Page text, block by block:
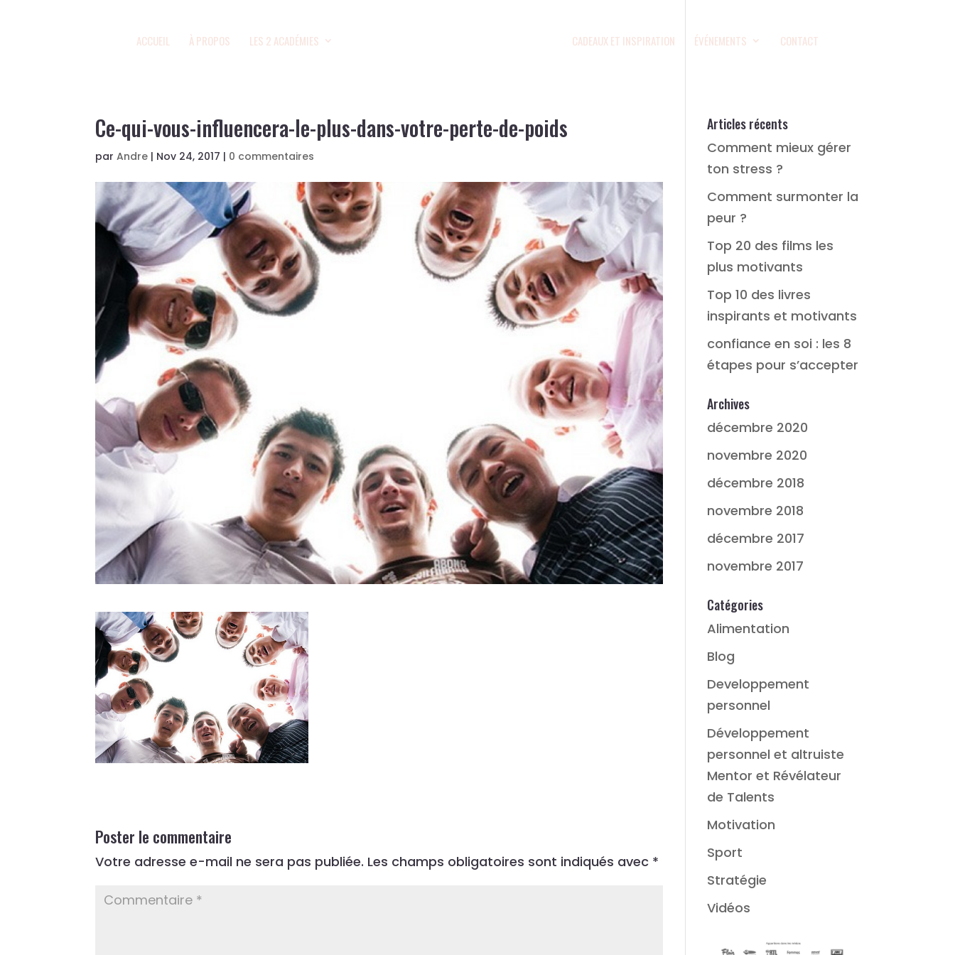
ACCUEIL À PROPOS LES 2 ACADÉMIES CADEAUX ET INSPIRATION ÉVÉNEMENTS CONTACT
Ce-qui-vous-influencera-le-plus-dans-votre-perte-de-poids
parAndre | Nov 24, 2017 | 0 commentaires
Poster le commentaire
Votre adresse e-mail ne sera pas publiée. Les champs obligatoires sont indiqués avec *
Articles récents
Comment mieux gérer
ton stress ?
Comment surmonter la
peur ?
Top 20 des films les
plus motivants
Top 10 des livres
inspirants et motivants
confiance en soi : les 8
étapes pour s’accepter
Archives
décembre 2020
novembre 2020
décembre 2018
novembre 2018
décembre 2017
novembre 2017
Catégories
Alimentation
Blog
Developpement
personnel
Développement
personnel et altruiste
Mentor et Révélateur
de Talents
Motivation
Sport
Stratégie
Vidéos